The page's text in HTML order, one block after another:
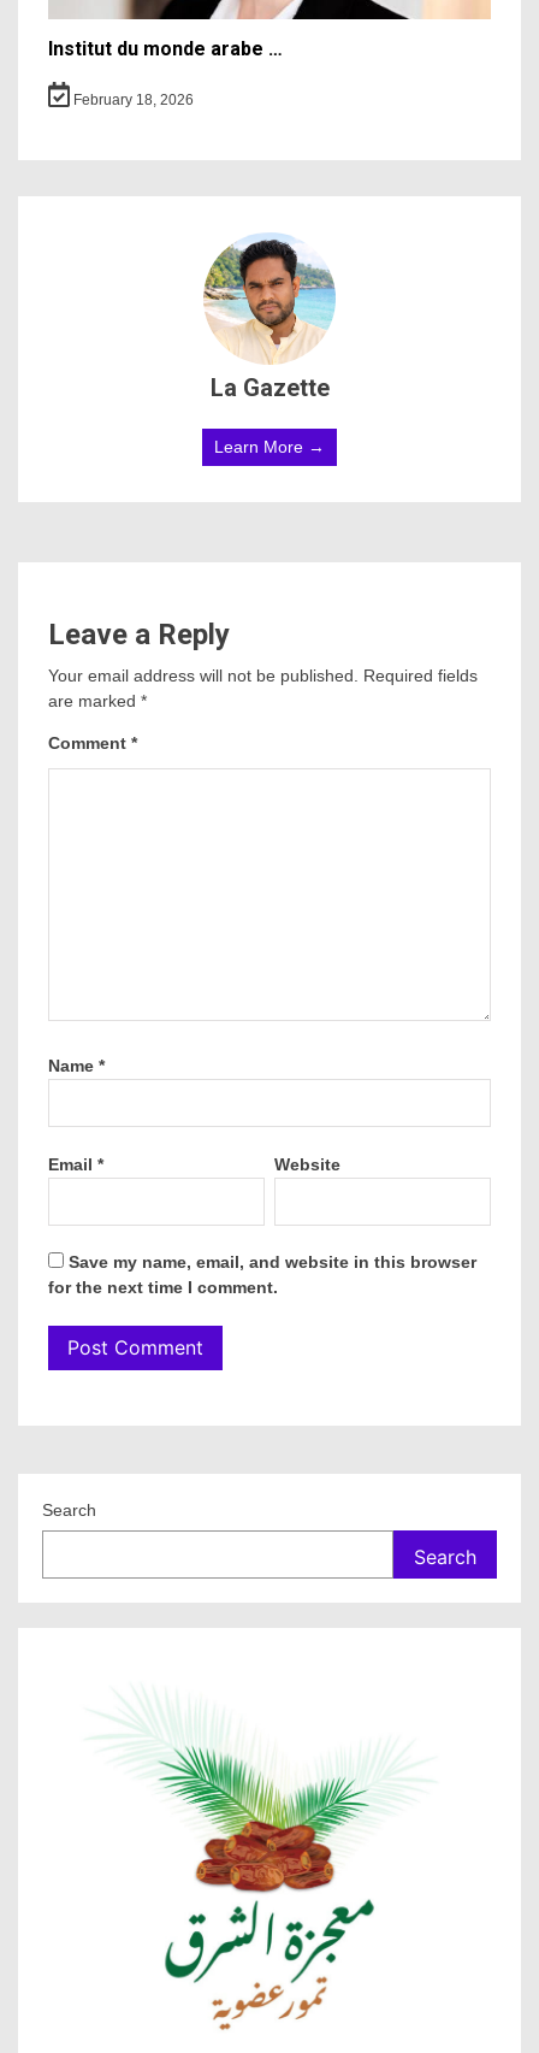
Institut du monde arabe …
February 18, 2026
La Gazette
Learn More →
Leave a Reply
Your email address will not be published.
Required fields
are marked *
Comment *
Name *
Email * Website
Save my name, email, and website in this browser
for the next time I comment.
Search
Search